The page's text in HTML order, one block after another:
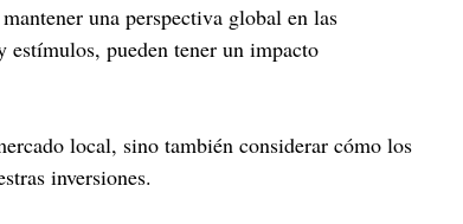
una perspectiva global en las
estímulos, pueden tener un impacto
local, sino también considerar cómo los
inversiones.